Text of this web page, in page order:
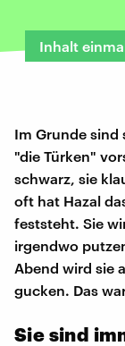
Inhalt
Im Grunde sind
"die Türken"
schwarz, sie
oft hat Hazal
feststeht. Sie
irgendwo
Abend wird sie
gucken. Das
Sie sind